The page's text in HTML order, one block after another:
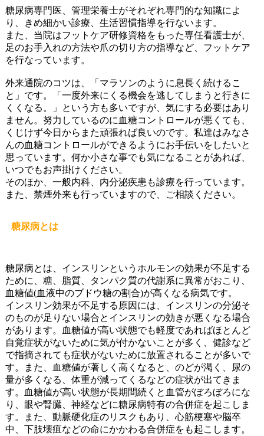
糖尿病専門医、管理栄養士がそれぞれ専門的な知識によ
り、きめ細かい診療、生活習慣指導を行ないます。
また、当院はフットケア研修資格をもった専任看護士が、
足のお手入れの方法や爪の切り方の指導など、フットケア
を行なっています。
外来通院のコツは、「マラソンのように息長く続けるこ
と」です。「一度外来にくる機会を逃してしまうと行きに
くくなる。」という方も多いですが、気にする必要はあり
ません。努力しているのに血糖コントロールが悪くても、
くじけず今日からまた頑張れば良いのです。私達はみなさ
んの血糖コントロールができるようにお手伝いをしたいと
思っています。何か小さな事でも気になることがあれば、
いつでもお声掛けください。
そのほか、一般内科、内分泌疾患も診療を行っています。
また、禁煙外来も行っていますので、ご相談ください。
糖尿病とは
糖尿病とは、インスリンというホルモンの効果が不足する
ために、糖、脂質、タンパク質の代謝系に異常がおこり、
血糖値(血液中のブドウ糖の割合)が高くなる病気です。
インスリン効果が不足する原因には、インスリンの分泌そ
のものが足りない場合とインスリンの効きが悪くなる場合
があります。血糖値が高い状態でも軽度であればほとんど
自覚症状がないために気が付かないことが多く、健診など
で指摘されても症状がないために放置されることが多いで
す。また、血糖値が著しく高くなると、のどが渇く、尿の
量が多くなる、体重が減ってくるなどの症状が出てきま
す。血糖値が高い状態が長期間続くと血管がぼろぼろにな
り、眼や腎臓、神経などに糖尿病特有の合併症を起こしま
す。また、動脈硬化症のリスクもあり、心筋梗塞や脳卒
中、下肢壊疽などの命にかかわる合併症をも起こします。